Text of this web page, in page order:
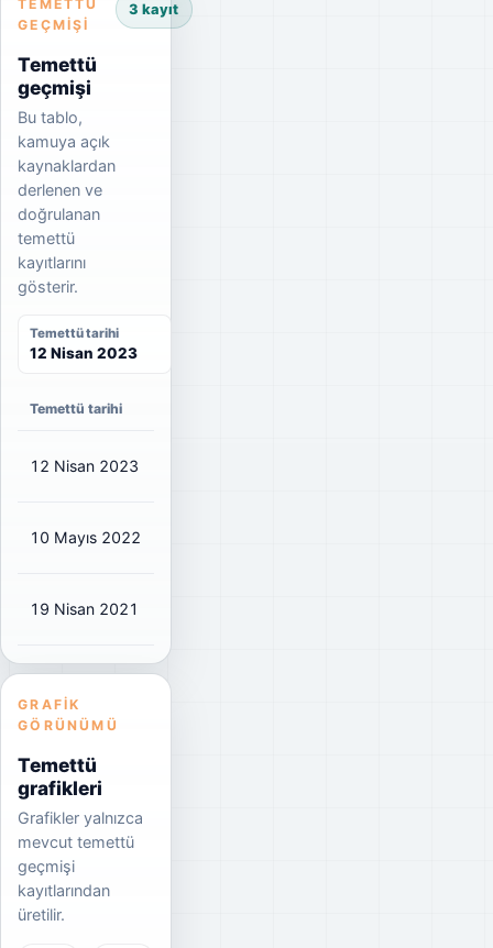
TEMETTÜ
GEÇMIŞI
Temettü
geçmişi
Bu tablo,
kamuya açık
kaynaklardan
derlenen ve
doğrulanan
temettü
kayıtlarını
gösterir.
3 kayıt
Temettü tarihi
12 Nisan 2023
Temettü tarihi
12 Nisan 2023
10 Mayıs 2022
19 Nisan 2021
GRAFIK
GÖRÜNÜMÜ
Temettü
grafikleri
Grafikler yalnızca
mevcut temettü
geçmişi
kayıtlarından
üretilir.